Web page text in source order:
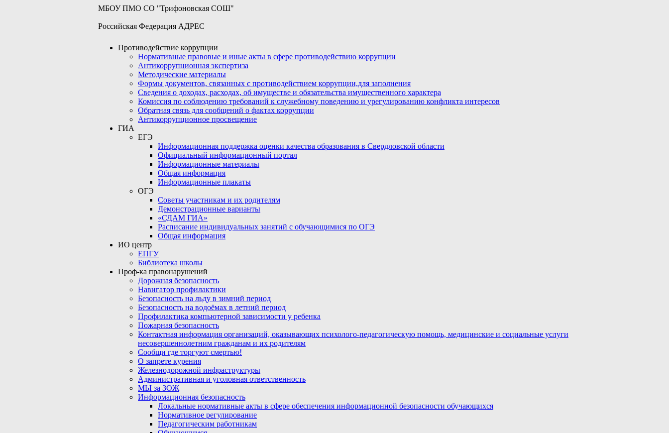
МБОУ ПМО СО "Трифоновская СОШ"
Российская Федерация АДРЕС
Противодействие коррупции
Нормативные правовые и иные акты в сфере противодействию коррупции
Антикоррупционная экспертиза
Методические материалы
Формы документов, связанных с противодействием коррупции,для заполнения
Сведения о доходах, расходах, об имуществе и обязательства имущественного характера
Комиссия по соблюдению требований к служебному поведению и урегулированию конфликта интересов
Обратная связь для сообщений о фактах коррупции
Антикоррупционное просвещение
ГИА
ЕГЭ
Информационная поддержка оценки качества образования в Свердловской области
Официальный информационный портал
Информационные материалы
Общая информация
Информационные плакаты
ОГЭ
Советы участникам и их родителям
Демонстрационные варианты
«СДАМ ГИА»
Расписание индивидуальных занятий с обучающимися по ОГЭ
Общая информация
ИО центр
ЕПГУ
Библиотека школы
Проф-ка правонарушений
Дорожная безопасность
Навигатор профилактики
Безопасность на льду в зимний период
Безопасность на водоёмах в летний период
Профилактика компьютерной зависимости у ребенка
Пожарная безопасность
Контактная информация организаций, оказывающих психолого-педагогическую помощь, медицинские и социальные услуги
несовершеннолетним гражданам и их родителям
Сообщи где торгуют смертью!
О запрете курения
Железнодорожной инфраструктуры
Административная и уголовная ответственность
МЫ за ЗОЖ
Информационная безопасность
Локальные нормативные акты в сфере обеспечения информационной безопасности обучающихся
Нормативное регулирование
Педагогическим работникам